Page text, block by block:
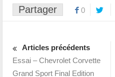
Partager 0
Articles précédents
Essai – Chevrolet Corvette
Grand Sport Final Edition